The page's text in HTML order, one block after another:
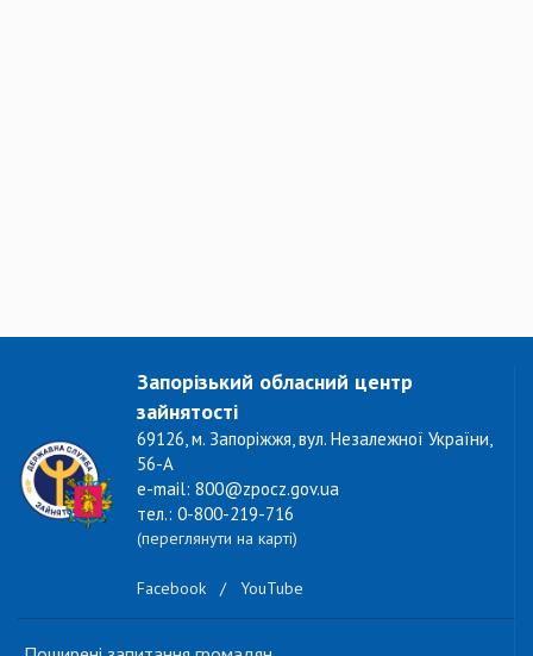
Запорізький обласний центр
зайнятості
69126, м. Запоріжжя, вул. Незалежної України,
56-А
e-mail: 800@zpocz.gov.ua
тел.: 0-800-219-716
(переглянути на карті)
Facebook / YouTube